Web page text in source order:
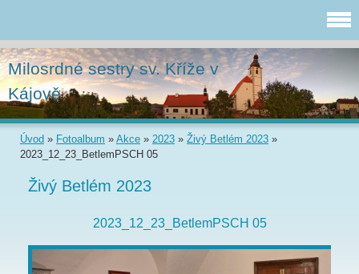
Milosrdné sestry sv. Kříže v
Kájově
Úvod » Fotoalbum » Akce » 2023 » Živý Betlém 2023 »
2023_12_23_BetlemPSCH 05
Živý Betlém 2023
2023_12_23_BetlemPSCH 05